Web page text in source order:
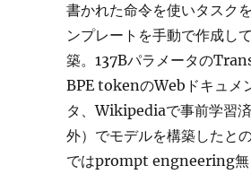
書かれた命令を使いタスク
ンプレートを手動で作成し
築。137Bパラメータの
BPE tokenのWebドキュメ
タ、Wikipediaで事前学習
外）でモデルを構築したと
ではprompt engneering